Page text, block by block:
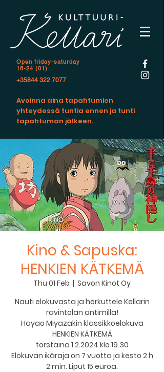
Open friday-saturday
18-24 (01)
+35844 322 7077
Avoinna aina tapahtumien
yhteydessä tuntia ennen ja tunti
tapahtuman jälkeen.
Kino & Sapuska:
HENKIEN KÄTKEMÄ
Thu 01 Feb
  |
Savon Kinot Oy
Nauti elokuvasta ja herkuttele Kellarin
ravintolan antimilla!
Hayao Miyazakin klassikkoelokuva
HENKIEN KÄTKEMÄ
torstaina 1.2.2024 klo 19.30
Elokuvan ikäraja on 7 vuotta ja kesto 2 h
2 min. Liput 15 euroa.